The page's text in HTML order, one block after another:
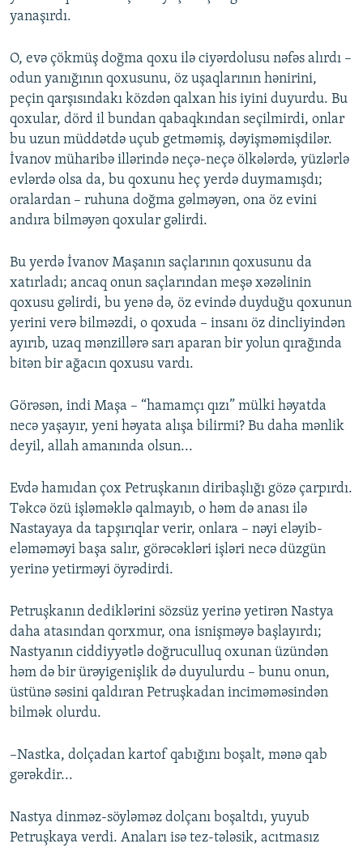
yanaşırdı.
O, evə çökmüş doğma qoxu ilə ciyərdolusu nəfəs alırdı –
odun yanığının qoxusunu, öz uşaqlarının hənirini,
peçin qarşısındakı közdən qalxan his iyini duyurdu. Bu
qoxular, dörd il bundan qabaqkından seçilmirdi, onlar
bu uzun müddətdə uçub getməmiş, dəyişməmişdilər.
İvanov müharibə illərində neçə-neçə ölkələrdə, yüzlərlə
evlərdə olsa da, bu qoxunu heç yerdə duymamışdı;
oralardan – ruhuna doğma gəlməyən, ona öz evini
andıra bilməyən qoxular gəlirdi.
Bu yerdə İvanov Maşanın saçlarının qoxusunu da
xatırladı; ancaq onun saçlarından meşə xəzəlinin
qoxusu gəlirdi, bu yenə də, öz evində duyduğu qoxunun
yerini verə bilməzdi, o qoxuda – insanı öz dincliyindən
ayırıb, uzaq mənzillərə sarı aparan bir yolun qırağında
bitən bir ağacın qoxusu vardı.
Görəsən, indi Maşa – “hamamçı qızı” mülki həyatda
necə yaşayır, yeni həyata alışa bilirmi? Bu daha mənlik
deyil, allah amanında olsun...
Evdə hamıdan çox Petruşkanın diribaşlığı gözə çarpırdı.
Təkcə özü işləməklə qalmayıb, o həm də anası ilə
Nastayaya da tapşırıqlar verir, onlara – nəyi eləyib-
eləməməyi başa salır, görəcəkləri işləri necə düzgün
yerinə yetirməyi öyrədirdi.
Petruşkanın dediklərini sözsüz yerinə yetirən Nastya
daha atasından qorxmur, ona isnişməyə başlayırdı;
Nastyanın ciddiyyətlə doğruculluq oxunan üzündən
həm də bir ürəyigenişlik də duyulurdu – bunu onun,
üstünə səsini qaldıran Petruşkadan inciməməsindən
bilmək olurdu.
–Nastka, dolçadan kartof qabığını boşalt, mənə qab
gərəkdir...
Nastya dinməz-söyləməz dolçanı boşaltdı, yuyub
Petruşkaya verdi. Anaları isə tez-tələsik, acıtmasız